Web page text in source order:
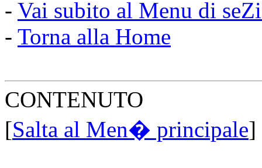
- Vai subito al Menu di
- Torna alla Home
CONTENUTO
[Salta al Men� principale]